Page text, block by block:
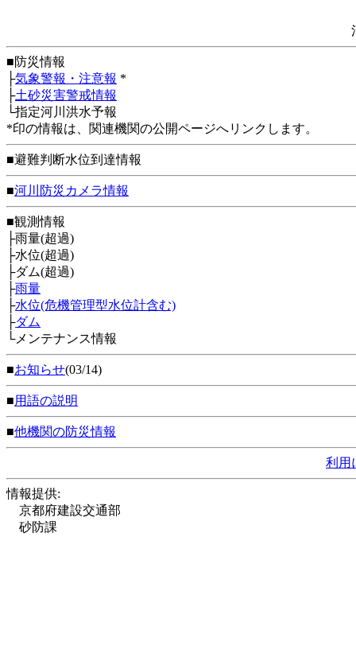
■防災情報
├気象警報・注意報 *
├土砂災害警戒情報
└指定河川洪水予報
*印の情報は、関連機関の公開ページへリンクします。
■避難判断水位到達情報
■河川防災カメラ情報
■観測情報
├雨量(超過)
├水位(超過)
├ダム(超過)
├雨量
├水位(危機管理型水位計含む)
├ダム
└メンテナンス情報
■お知らせ(03/14)
■用語の説明
■他機関の防災情報
利用
情報提供:
京都府建設交通部
砂防課